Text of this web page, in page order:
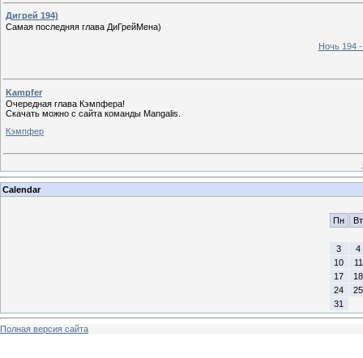
Дигрей 194)
Самая последняя глава ДиГрейМена)
Ночь 194
Kampfer
Очередная глава Кэмпфера!
Скачать можно с сайта команды Mangalis.
Кэмпфер
Calendar
Пн
Вт
3
4
10
11
17
18
24
25
31
Полная версия сайта